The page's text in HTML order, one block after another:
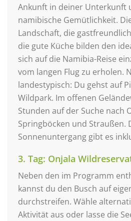
Ankunft in deiner Unterkunft
namibische Gemütlichkeit.
Landschaft, die
die gute Küche bilden den
sich auf die Namibia-Reise
vom langen Flug zu erholen.
landestypisch: Du gehst auf
Wildpark. Im offenen
Stunden auf der Suche nach
Springböcken und Straußen.
Sonnenuntergang gibt es
3. Tag: Onjala
Neben den im Programm
kannst du den Busch auf
durchstreifen. Wähle
Aktivität aus oder lasse die